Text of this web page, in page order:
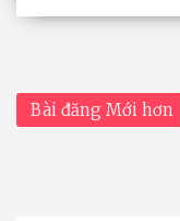
Bài đăng Mới hơn